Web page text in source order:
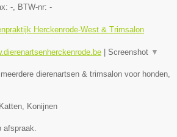
-, BTW-nr: -
Herckenrode-West & Trimsalon
Screenshot ▼
dierenartsen & trimsalon voor honden,
Konijnen
afspraak.